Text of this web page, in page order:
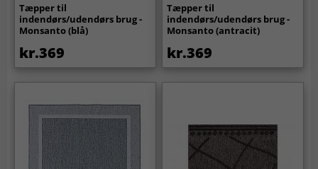
Tæpper til
indendørs/udendørs brug -
Monsanto (blå)
kr.369
Tæpper til
indendørs/udendørs brug -
Monsanto (antracit)
kr.369